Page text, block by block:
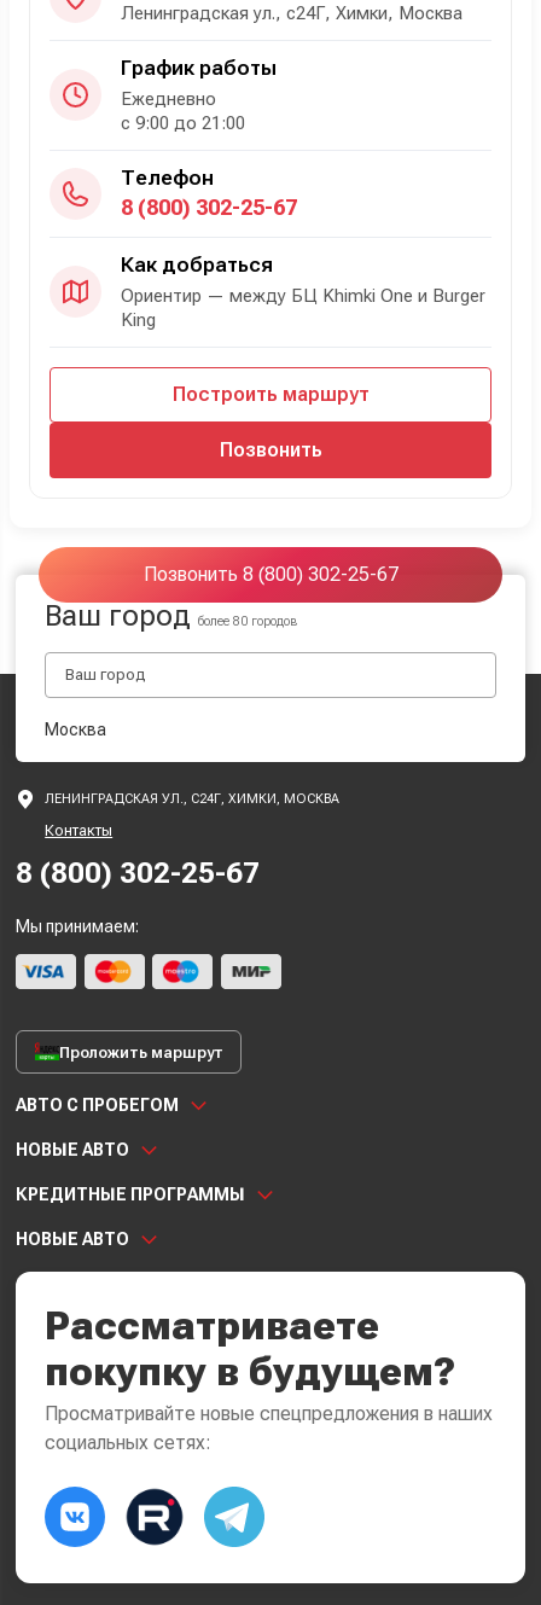
Ленинградская ул., с24Г, Химки, Москва
График работы
Ежедневно
с 9:00 до 21:00
Телефон
8 (800) 302-25-67
Как добраться
Ориентир — между БЦ Khimki One и Burger
King
Построить маршрут
Позвонить
Позвонить 8 (800) 302-25-67
Ваш городболее 80 городов
Москва
ЛЕНИНГРАДСКАЯ УЛ., С24Г, ХИМКИ, МОСКВА
Контакты
8 (800) 302-25-67
Мы принимаем:
Проложить маршрут
АВТО С ПРОБЕГОМ
НОВЫЕ АВТО
КРЕДИТНЫЕ ПРОГРАММЫ
НОВЫЕ АВТО
Рассматриваете
покупку в будущем?
Просматривайте новые спецпредложения в наших
социальных сетях: